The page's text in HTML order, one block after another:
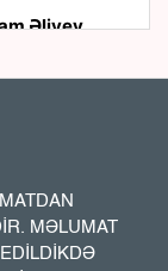
MƏLUMAT